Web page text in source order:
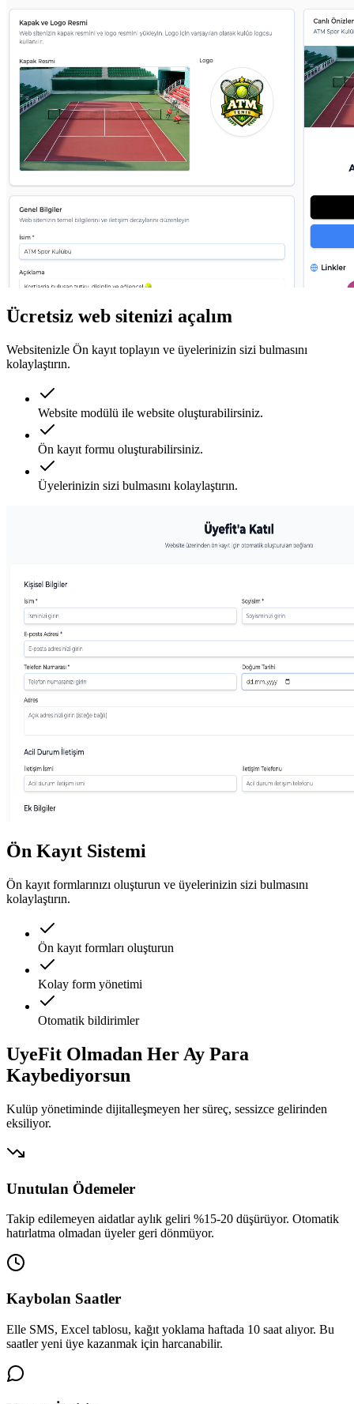
Ücretsiz web sitenizi açalım
Websitenizle Ön kayıt toplayın ve üyelerinizin sizi bulmasını
kolaylaştırın.
Website modülü ile website oluşturabilirsiniz.
Ön kayıt formu oluşturabilirsiniz.
Üyelerinizin sizi bulmasını kolaylaştırın.
Ön Kayıt Sistemi
Ön kayıt formlarınızı oluşturun ve üyelerinizin sizi bulmasını
kolaylaştırın.
Ön kayıt formları oluşturun
Kolay form yönetimi
Otomatik bildirimler
UyeFit Olmadan Her Ay Para
Kaybediyorsun
Kulüp yönetiminde dijitalleşmeyen her süreç, sessizce gelirinden
eksiliyor.
Unutulan Ödemeler
Takip edilemeyen aidatlar aylık geliri %15-20 düşürüyor. Otomatik
hatırlatma olmadan üyeler geri dönmüyor.
Kaybolan Saatler
Elle SMS, Excel tablosu, kağıt yoklama haftada 10 saat alıyor. Bu
saatler yeni üye kazanmak için harcanabilir.